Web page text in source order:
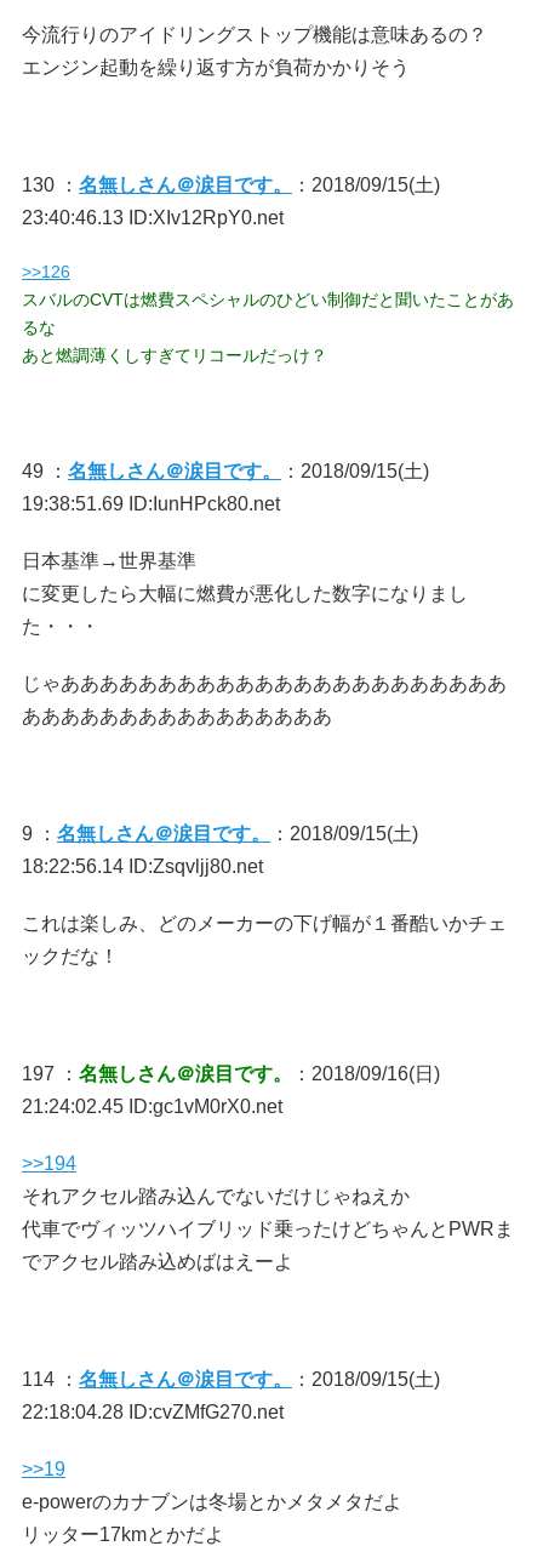
今流行りのアイドリングストップ機能は意味あるの？
エンジン起動を繰り返す方が負荷かかりそう
130 ： 名無しさん＠涙目です。
：2018/09/15(土)
23:40:46.13 ID:XIv12RpY0.net
>>126
スバルのCVTは燃費スペシャルのひどい制御だと聞いたことがあ
るな
あと燃調薄くしすぎてリコールだっけ？
49 ： 名無しさん＠涙目です。
：2018/09/15(土)
19:38:51.69 ID:IunHPck80.net
日本基準→世界基準
に変更したら大幅に燃費が悪化した数字になりまし
た・・・
じゃあああああああああああああああああああああああ
ああああああああああああああああ
9 ： 名無しさん＠涙目です。
：2018/09/15(土)
18:22:56.14 ID:Zsqvljj80.net
これは楽しみ、どのメーカーの下げ幅が１番酷いかチェ
ックだな！
197 ： 名無しさん＠涙目です。
：2018/09/16(日)
21:24:02.45 ID:gc1vM0rX0.net
>>194
それアクセル踏み込んでないだけじゃねえか
代車でヴィッツハイブリッド乗ったけどちゃんとPWRま
でアクセル踏み込めばはえーよ
114 ： 名無しさん＠涙目です。
：2018/09/15(土)
22:18:04.28 ID:cvZMfG270.net
>>19
e-powerのカナブンは冬場とかメタメタだよ
リッター17kmとかだよ